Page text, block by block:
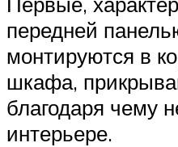
передней
монтируются в
шкафа,
благодаря чему
интерьере.